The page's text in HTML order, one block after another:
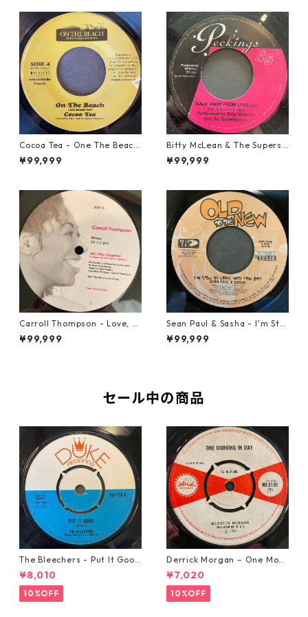
Cocoa Tea - One The Beach
【7-21919】
¥99,999
Bitty McLean & The Superso
nics - Walk Away From Love
【7-21989】
¥99,999
Carroll Thompson - Love, N
eed And Want You【12-2198
3】
¥99,999
Sean Paul & Sasha - I'm Still
In Love With You Boy【7-218
78】
¥99,999
セール中の商品
The Bleechers - Put It Good
【7-21637】
¥8,010
10%OFF
Derrick Morgan – One Morn
ing In May【7-21653】
¥7,020
10%OFF